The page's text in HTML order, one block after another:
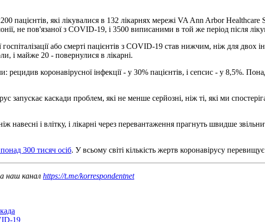
пацієнтів, які лікувалися в 132 лікарнях мережі VA Ann Arbor Healthcare
не пов'язаної з COVID-19, і 3500 виписаними в той же період після
або смерті пацієнтів з COVID-19 став нижчим, ніж для двох
і майже 20 - повернулися в лікарні.
рецидив коронавірусної інфекції - у 30% пацієнтів, і сепсис - у 8,5%.
запускає каскади проблем, які не менше серйозні, ніж ті, які ми
навесні і влітку, і лікарні через перевантаження прагнуть швидше
300 тисяч осіб. У всьому світі кількість жертв коронавірусу
наш канал https://t.me/korrespondentnet
19